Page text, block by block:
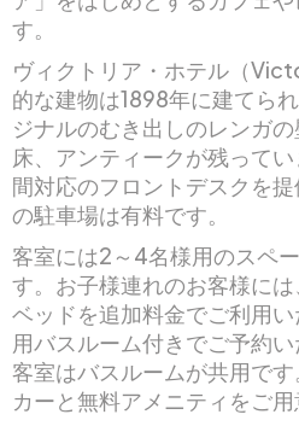
す。
ヴィクトリア・ホテル（
的な建物は1898年に建てら
ジナルのむき出しのレンガ
床、アンティークが残って
間対応のフロントデスクを
の駐車場は有料です。
客室には2～4名様用のスペ
す。お子様連れのお客様に
ベッドを追加料金でご利用
用バスルーム付きでご予約
客室はバスルームが共用で
カーと無料アメニティをご用